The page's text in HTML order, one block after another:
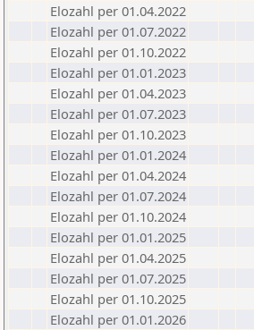
Elozahl per 01.04.2022
Elozahl per 01.07.2022
Elozahl per 01.10.2022
Elozahl per 01.01.2023
Elozahl per 01.04.2023
Elozahl per 01.07.2023
Elozahl per 01.10.2023
Elozahl per 01.01.2024
Elozahl per 01.04.2024
Elozahl per 01.07.2024
Elozahl per 01.10.2024
Elozahl per 01.01.2025
Elozahl per 01.04.2025
Elozahl per 01.07.2025
Elozahl per 01.10.2025
Elozahl per 01.01.2026